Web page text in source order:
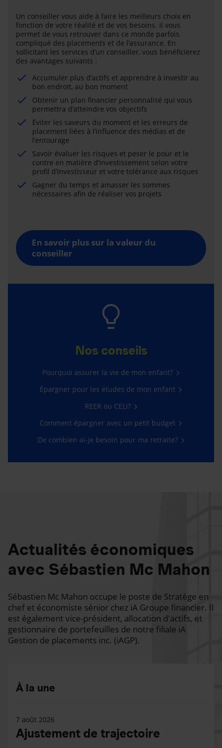
Un conseiller vous aide à faire les meilleurs choix en
fonction de votre réalité et de vos besoins. Il vous
permet de vous retrouver dans ce monde parfois
compliqué des placements et de l’assurance. En
sollicitant les services d’un conseiller, vous bénéficierez
des avantages suivants :
Accumuler plus d’actifs et apprendre à investir au
bon endroit, au bon moment
Obtenir un plan financier personnalisé qui vous
permettra d’atteindre vos objectifs
Éviter les saveurs du moment et les erreurs de
placement liées à l’influence des médias et de
l’entourage
Savoir évaluer les risques et peser le pour et le
contre en matière d’investissement selon votre
profil d’investisseur et votre tolérance aux risques
Gagner du temps et amasser les sommes
nécessaires afin de réaliser vos projets
En savoir plus sur la valeur du
conseiller
Nos conseils
Pourquoi assurer la vie de mon enfant?
Épargner pour les études de mon enfant
REER ou CELI?
Comment épargner avec un petit budget
De combien ai-je besoin pour ma retraite?
Actualités économiques
avec Sébastien Mc Mahon
Sébastien Mc Mahon occupe le poste de Stratège en
chef et économiste sénior chez iA Groupe financier. Il
est également vice-président, allocation d'actifs, et
gestionnaire de portefeuilles de notre filiale iA
Gestion de placements inc. (iAGP).
À la une
7 août 2026
Ajustement de trajectoire